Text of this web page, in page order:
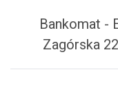
Bankomat -
Zagórska